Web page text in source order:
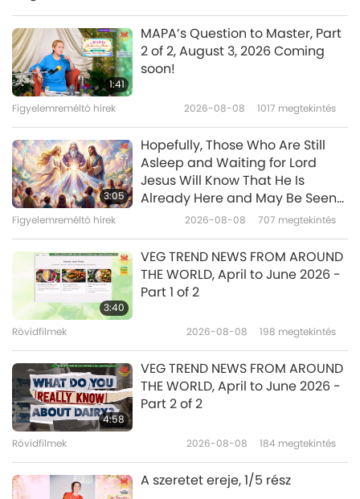
0:45
Rövidfilmek 2024-10-25 5757megtekintés
17
1:41
A Quan Yin (belső Mennyei
előnyei 17. rész a sok közül
Rövidfilmek 2024-10-29 5513 megtekintés
18
0:43
A Quan Yin (belső Mennyei
Fény és Hang) meditáció
előnyei 18. rész a sok közül
Rövidfilmek 2024-10-25 5370megtekintés
19
1:05
A Quan Yin (belső Mennyei
előnyei 19. rész a sok közül
Rövidfilmek 2024-10-25 4821megtekintés
20
0:55
A Quan Yin (belső Mennyei
előnyei 20. rész a sok közül
Rövidfilmek 2024-10-25 5085megtekintés
1:41
MAPA’s Question to Master, Part
2 of 2, August 3, 2026 Coming
soon!
Figyelemreméltó hírek 2026-08-08 1017 megtekintés
3:05
Hopefully, Those Who Are Still
Asleep and Waiting for Lord
Jesus Will Know That He Is
Already Here and May Be Seen
on Supreme Master Television
Figyelemreméltó hírek 2026-08-08 707 megtekintés
3:40
VEG TREND NEWS FROM AROUND
THE WORLD, April to June 2026 -
Part 1 of 2
Rövidfilmek 2026-08-08 198 megtekintés
4:58
VEG TREND NEWS FROM AROUND
THE WORLD, April to June 2026 -
Part 2 of 2
Rövidfilmek 2026-08-08 184 megtekintés
A szeretet ereje, 1/5 rész